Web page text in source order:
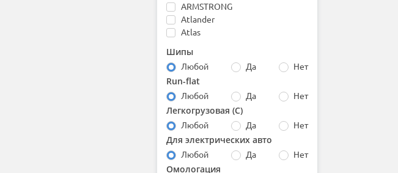
ARMSTRONG
Atlander
Atlas
Austone
Autogreen
Barez
Bars
Barum
Bearway
BfGoodrich
Boto
Шипы
Любой Да Нет
Run-flat
Любой Да Нет
Легкогрузовая (С)
Любой Да Нет
Для электрических авто
Любой Да Нет
Омологация